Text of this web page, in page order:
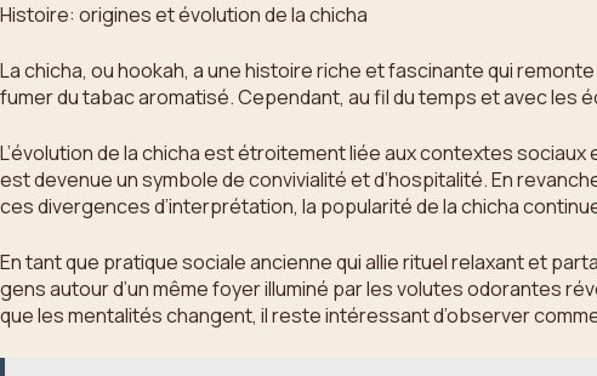
Histoire: origines et évolution de la chicha
La chicha, ou hookah, a une histoire riche et fascinante qui
fumer du tabac aromatisé. Cependant, au fil du temps et avec les
L’évolution de la chicha est étroitement liée aux contextes
est devenue un symbole de convivialité et d’hospitalité. En
ces divergences d’interprétation, la popularité de la chicha
En tant que pratique sociale ancienne qui allie rituel relaxant et
gens autour d’un même foyer illuminé par les volutes odorantes
que les mentalités changent, il reste intéressant d’observer